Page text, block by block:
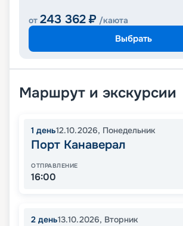
от 243 362 ₽ /каюта
Выбрать
Маршрут и экскурсии
1 день12.10.2026, Понедельник
Порт Канаверал
ОТПРАВЛЕНИЕ
16:00
2 день13.10.2026, Вторник